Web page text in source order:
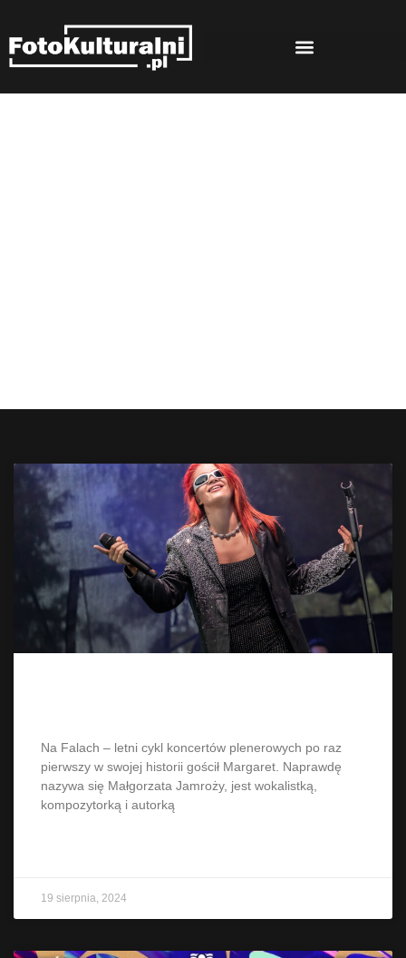
Na Falach – letni cykl koncertów plenerowych po raz
pierwszy w swojej historii gościł Margaret. Naprawdę
nazywa się Małgorzata Jamroży, jest wokalistką,
kompozytorką i autorką
19 sierpnia, 2024